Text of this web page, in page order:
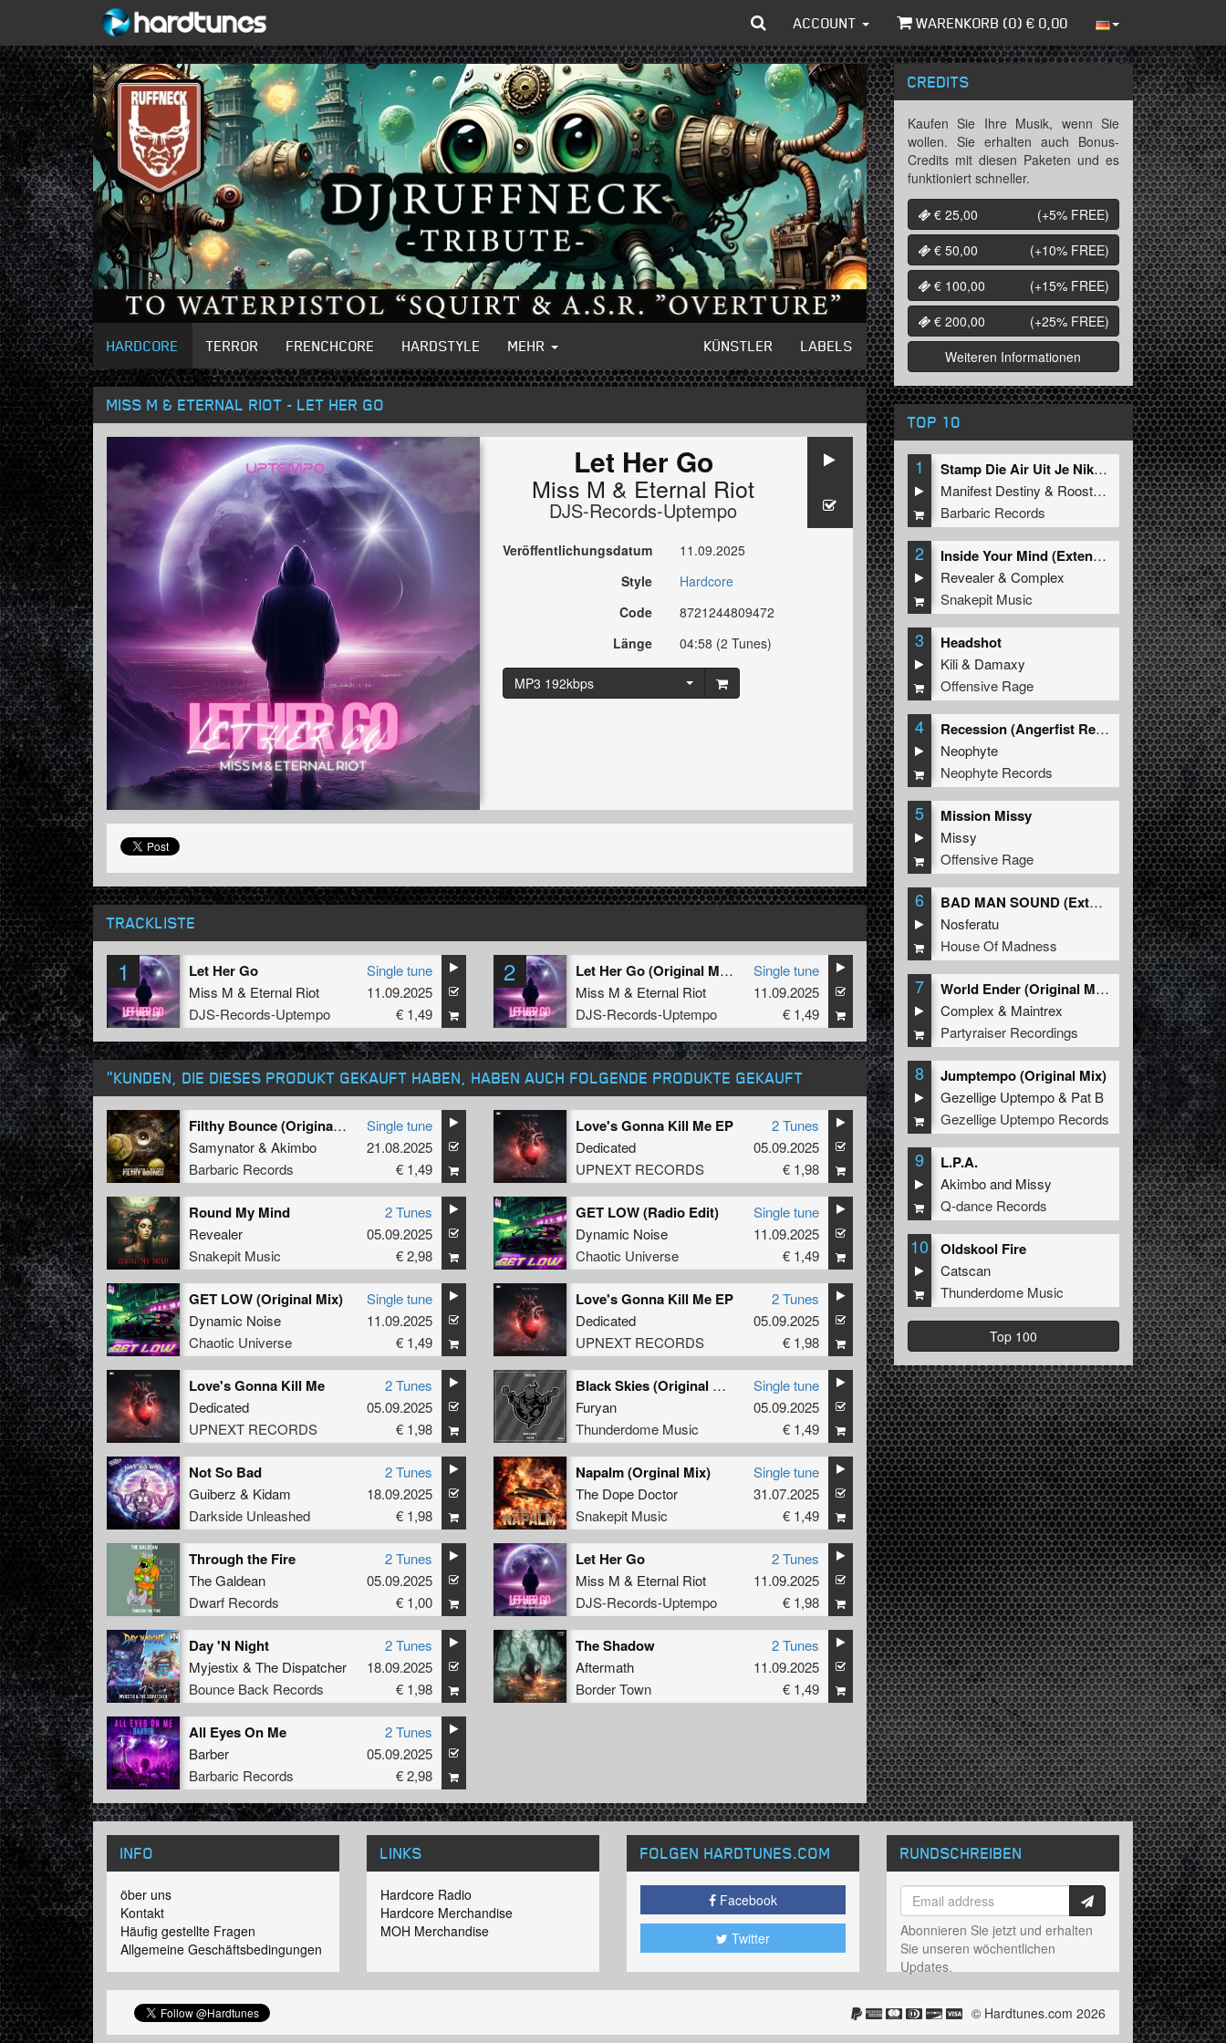
ACCOUNT WARENKORB (0) € 0,00
HARDCORE TERROR FRENCHCORE HARDSTYLE MEHR KÜNSTLER LABELS
MISS M & ETERNAL RIOT - LET HER GO
Let Her Go
Miss M & Eternal Riot
DJS-Records-Uptempo
Veröffentlichungsdatum
11.09.2025
Style
Hardcore
Code
8721244809472
Länge
04:58 (2 Tunes)
MP3 192kbps
TRACKLISTE
1 Let Her Go
Miss M & Eternal Riot
DJS-Records-Uptempo
Single tune
11.09.2025
€ 1,49
2
Let Her Go (Original Mix)
Miss M & Eternal Riot
DJS-Records-Uptempo
Single tune
11.09.2025
€ 1,49
"KUNDEN, DIE DIESES PRODUKT GEKAUFT HABEN, HABEN AUCH FOLGENDE PRODUKTE GEKAUFT
Filthy Bounce (Original Mix)
Samynator& Akimbo
Barbaric Records
Single tune
21.08.2025
€ 1,49
Love's Gonna Kill Me EP
Dedicated
UPNEXT RECORDS
2 Tunes
05.09.2025
€ 1,98
Round My Mind
Revealer
Snakepit Music
2 Tunes
05.09.2025
€ 2,98
GET LOW (Radio Edit)
Dynamic Noise
Chaotic Universe
Single tune
11.09.2025
€ 1,49
GET LOW (Original Mix)
Dynamic Noise
Chaotic Universe
Single tune
11.09.2025
€ 1,49
Love's Gonna Kill Me EP
Dedicated
UPNEXT RECORDS
2 Tunes
05.09.2025
€ 1,98
Love's Gonna Kill Me
Dedicated
UPNEXT RECORDS
2 Tunes
05.09.2025
€ 1,98
Black Skies (Original Mix)
Furyan
Thunderdome Music
Single tune
05.09.2025
€ 1,49
Not So Bad
Guiberz & Kidam
Darkside Unleashed
2 Tunes
18.09.2025
€ 1,98
Napalm (Orginal Mix)
The Dope Doctor
Snakepit Music
Single tune
31.07.2025
€ 1,49
Through the Fire
The Galdean
Dwarf Records
2 Tunes
05.09.2025
€ 1,00
Let Her Go
Miss M & Eternal Riot
DJS-Records-Uptempo
2 Tunes
11.09.2025
€ 1,98
Day 'N Night
Myjestix & The Dispatcher
Bounce Back Records
2 Tunes
18.09.2025
€ 1,98
The Shadow
Aftermath
Border Town
2 Tunes
11.09.2025
€ 1,49
All Eyes On Me
Barber
Barbaric Records
2 Tunes
05.09.2025
€ 2,98
CREDITS
Kaufen Sie Ihre Musik, wenn Sie
wollen. Sie erhalten auch Bonus-
Credits mit diesen Paketen und es
funktioniert schneller.
€ 25,00
(+5% FREE)
€ 50,00
(+10% FREE)
€ 100,00
(+15% FREE)
€ 200,00
(+25% FREE)
Weiteren Informationen
TOP 10
1
Stamp Die Air Uit Je Nikeys (Extended Mix)
Manifest Destiny & Roosterz
Barbaric Records
2
Inside Your Mind (Extended Mix)
Revealer&Complex
Snakepit Music
3 Headshot
Kili& Damaxy
Offensive Rage
4
Recession (Angerfist Remix Extended)
Neophyte
Neophyte Records
5 Mission Missy
Missy
Offensive Rage
6
BAD MAN SOUND (Extended Mix)
Nosferatu
House Of Madness
7
World Ender (Original Mix)
Complex & Maintrex
Partyraiser Recordings
8 Jumptempo (Original Mix)
Gezellige Uptempo& Pat B
Gezellige Uptempo Records
9 L.P.A.
Akimboand Missy
Q-dance Records
10 Oldskool Fire
Catscan
Thunderdome Music
Top 100
INFO
öber uns
Kontakt
Häufig gestellte Fragen
Allgemeine Geschäftsbedingungen
LINKS
Hardcore Radio
Hardcore Merchandise
MOH Merchandise
FOLGEN HARDTUNES.COM
Facebook
Twitter
RUNDSCHREIBEN
Abonnieren Sie jetzt und erhalten
Sie unseren wöchentlichen
Updates.
© Hardtunes.com 2026